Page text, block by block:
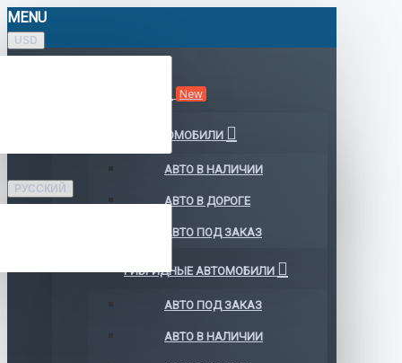
MENU
USD
РУССКИЙ
New
ЭЛЕКТРОМОБИЛИ
АВТО В НАЛИЧИИ
АВТО В ДОРОГЕ
АВТО ПОД ЗАКАЗ
ГИБРИДНЫЕ АВТОМОБИЛИ
АВТО ПОД ЗАКАЗ
АВТО В НАЛИЧИИ